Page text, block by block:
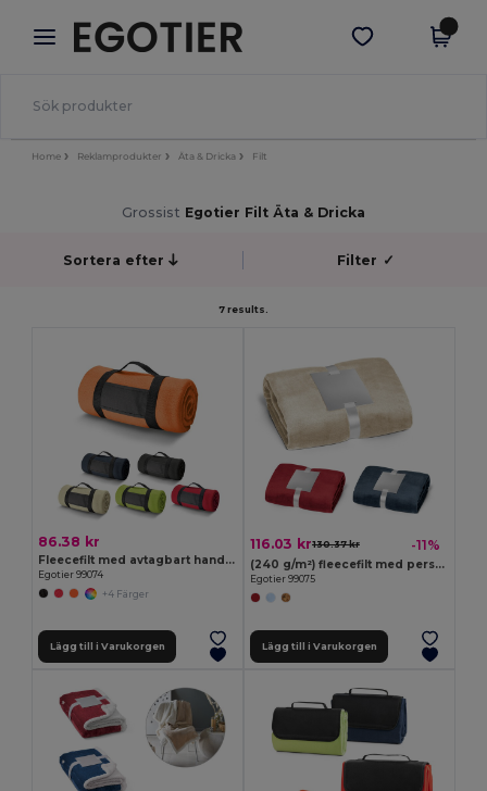
× Egotier-app
Bättre priser i appen!
Hämta app
Home Reklamprodukter Äta & Dricka Filt
Grossist Egotier Filt Äta & Dricka
Sortera efter Filter ✓
7 results.
86.38 kr
Fleecefilt med avtagbart handtag (180 g/m²)
Egotier 99074
+4 Färger
Lägg till i Varukorgen
116.03 kr130.37 kr -11%
(240 g/m²) fleecefilt med personligt kortband
Egotier 99075
Lägg till i Varukorgen